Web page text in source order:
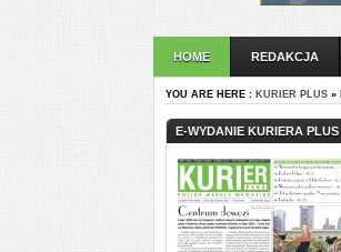
HOME REDAKCJA
YOU ARE HERE : KURIER PLUS »
E-WYDANIE KURIERA PLUS